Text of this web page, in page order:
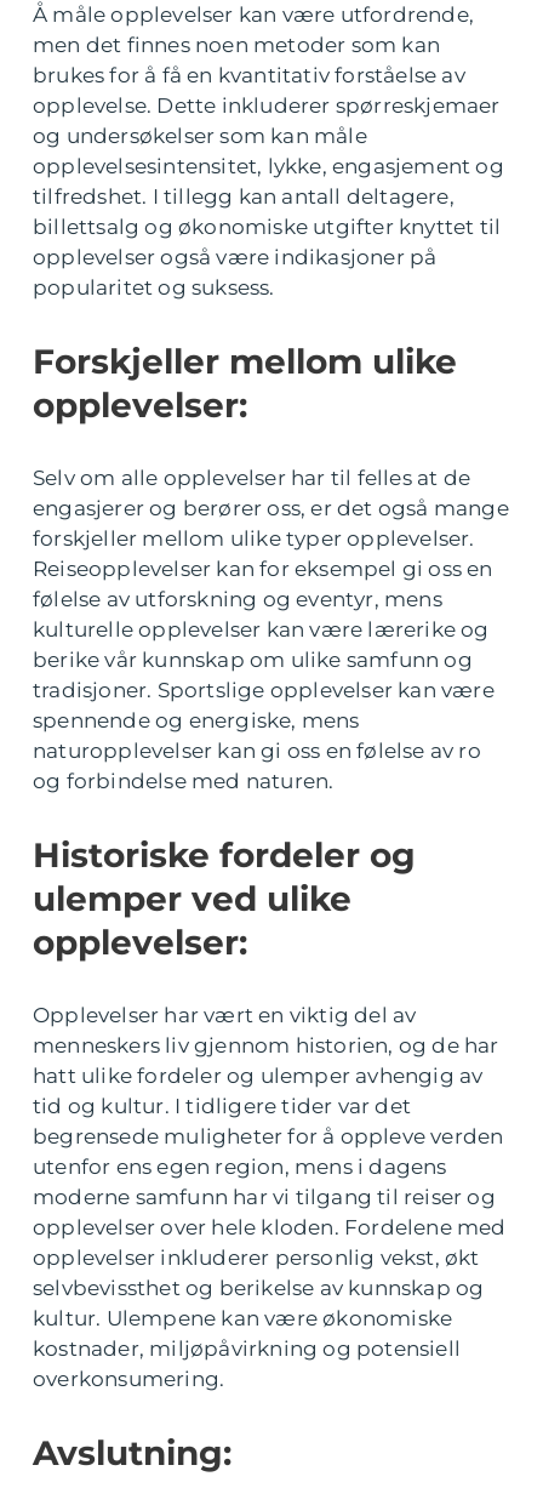
Å måle opplevelser kan være utfordrende,
men det finnes noen metoder som kan
brukes for å få en kvantitativ forståelse av
opplevelse. Dette inkluderer spørreskjemaer
og undersøkelser som kan måle
opplevelsesintensitet, lykke, engasjement og
tilfredshet. I tillegg kan antall deltagere,
billettsalg og økonomiske utgifter knyttet til
opplevelser også være indikasjoner på
popularitet og suksess.
Forskjeller mellom ulike
opplevelser:
Selv om alle opplevelser har til felles at de
engasjerer og berører oss, er det også mange
forskjeller mellom ulike typer opplevelser.
Reiseopplevelser kan for eksempel gi oss en
følelse av utforskning og eventyr, mens
kulturelle opplevelser kan være lærerike og
berike vår kunnskap om ulike samfunn og
tradisjoner. Sportslige opplevelser kan være
spennende og energiske, mens
naturopplevelser kan gi oss en følelse av ro
og forbindelse med naturen.
Historiske fordeler og
ulemper ved ulike
opplevelser:
Opplevelser har vært en viktig del av
menneskers liv gjennom historien, og de har
hatt ulike fordeler og ulemper avhengig av
tid og kultur. I tidligere tider var det
begrensede muligheter for å oppleve verden
utenfor ens egen region, mens i dagens
moderne samfunn har vi tilgang til reiser og
opplevelser over hele kloden. Fordelene med
opplevelser inkluderer personlig vekst, økt
selvbevissthet og berikelse av kunnskap og
kultur. Ulempene kan være økonomiske
kostnader, miljøpåvirkning og potensiell
overkonsumering.
Avslutning: